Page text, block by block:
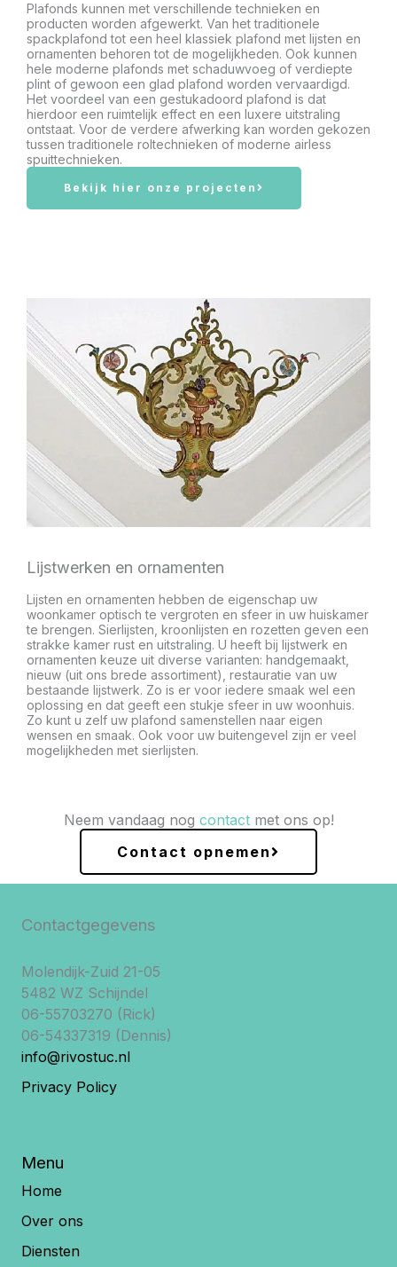
Plafonds kunnen met verschillende technieken en
producten worden afgewerkt. Van het traditionele
spackplafond tot een heel klassiek plafond met lijsten en
ornamenten behoren tot de mogelijkheden. Ook kunnen
hele moderne plafonds met schaduwvoeg of verdiepte
plint of gewoon een glad plafond worden vervaardigd.
Het voordeel van een gestukadoord plafond is dat
hierdoor een ruimtelijk effect en een luxere uitstraling
ontstaat. Voor de verdere afwerking kan worden gekozen
tussen traditionele roltechnieken of moderne airless
spuittechnieken.
Bekijk hier onze projecten
Lijstwerken en ornamenten
Lijsten en ornamenten hebben de eigenschap uw
woonkamer optisch te vergroten en sfeer in uw huiskamer
te brengen. Sierlijsten, kroonlijsten en rozetten geven een
strakke kamer rust en uitstraling. U heeft bij lijstwerk en
ornamenten keuze uit diverse varianten: handgemaakt,
nieuw (uit ons brede assortiment), restauratie van uw
bestaande lijstwerk. Zo is er voor iedere smaak wel een
oplossing en dat geeft een stukje sfeer in uw woonhuis.
Zo kunt u zelf uw plafond samenstellen naar eigen
wensen en smaak. Ook voor uw buitengevel zijn er veel
mogelijkheden met sierlijsten.
Neem vandaag nog contactmet ons op!
Contact opnemen
Contactgegevens
Molendijk-Zuid 21-05
5482 WZ Schijndel
06-55703270 (Rick)
06-54337319 (Dennis)
info@rivostuc.nl
Privacy Policy
Menu
Home
Over ons
Diensten